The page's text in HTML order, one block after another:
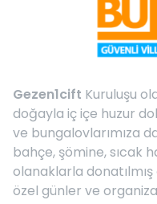
Gezen1cift Kuruluşu
doğayla iç içe huzur
ve bungalovlarımıza
bahçe, şömine, sıcak
olanaklarla
özel günler ve